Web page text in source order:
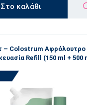
Στο καλάθι
– Colostrum Αφρόλουτρο
Refill (150 ml + 500